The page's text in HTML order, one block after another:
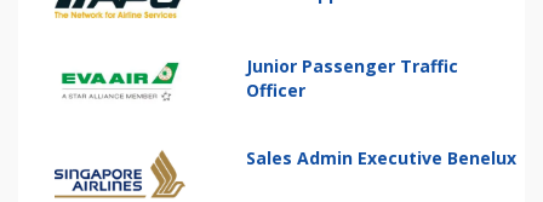
Junior Passenger Traffic
Officer
Sales Admin Executive Benelux